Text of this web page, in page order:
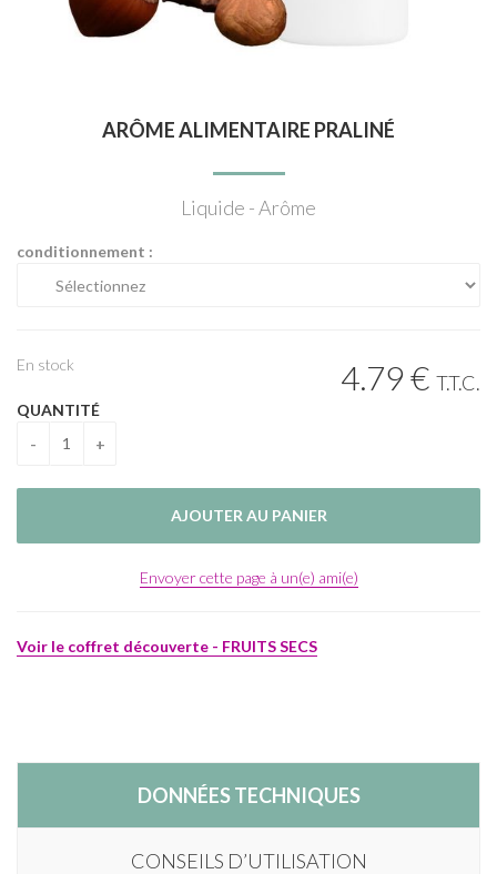
ARÔME ALIMENTAIRE PRALINÉ
Liquide - Arôme
conditionnement :
4.79€ T.T.C.
En stock
QUANTITÉ
Envoyer cette page à un(e) ami(e)
Voir le coffret découverte - FRUITS SECS
DONNÉES TECHNIQUES
CONSEILS D’UTILISATION